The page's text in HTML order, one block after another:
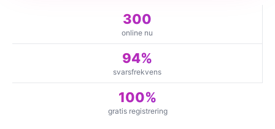
300
online nu
94%
svarsfrekvens
100%
gratis registrering